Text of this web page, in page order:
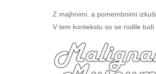
Z majhnimi, a pomembnimi
V tem kontekstu so se rodile